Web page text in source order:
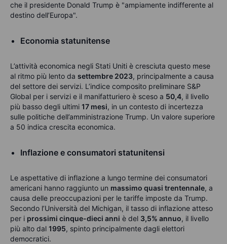
che il presidente Donald Trump è "ampiamente indifferente al
destino dell’Europa".
Economia statunitense
L’attività economica negli Stati Uniti è cresciuta questo mese
al ritmo più lento da settembre 2023, principalmente a causa
del settore dei servizi. L’indice composito preliminare S&P
Global per i servizi e il manifatturiero è sceso a 50,4, il livello
più basso degli ultimi 17 mesi, in un contesto di incertezza
sulle politiche dell’amministrazione Trump. Un valore superiore
a 50 indica crescita economica.
Inflazione e consumatori statunitensi
Le aspettative di inflazione a lungo termine dei consumatori
americani hanno raggiunto un massimo quasi trentennale, a
causa delle preoccupazioni per le tariffe imposte da Trump.
Secondo l’Università del Michigan, il tasso di inflazione atteso
per i prossimi cinque-dieci anni è del 3,5% annuo, il livello
più alto dal 1995, spinto principalmente dagli elettori
democratici.